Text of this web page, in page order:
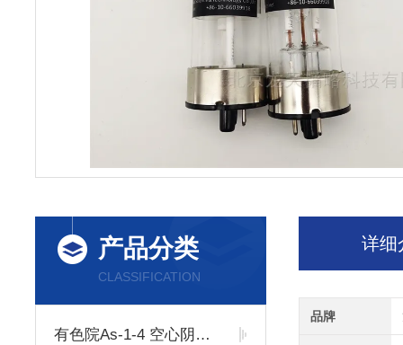
产品分类
CLASSIFICATION
有色院As-1-4 空心阴极灯
详细
品牌